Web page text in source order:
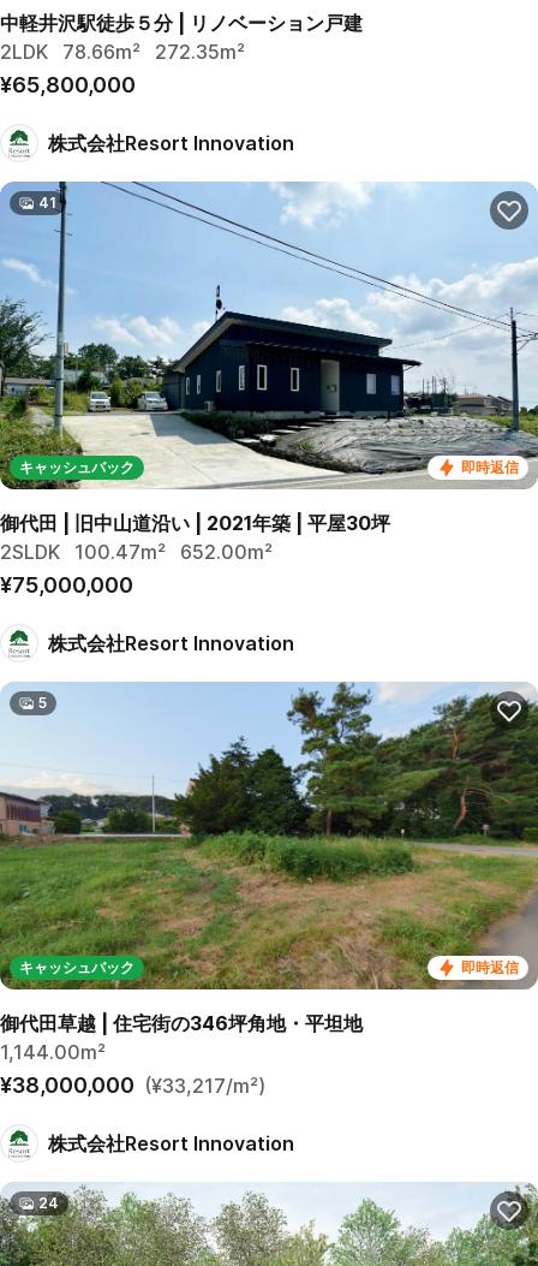
中軽井沢駅徒歩５分 | リノベーション戸建
2LDK
78.66m² 272.35m²
¥65,800,000
株式会社Resort Innovation
即時返信
キャッシュバック
41
御代田 | 旧中山道沿い | 2021年築 | 平屋30坪
2SLDK
100.47m² 652.00m²
¥75,000,000
株式会社Resort Innovation
即時返信
キャッシュバック
5
御代田草越 | 住宅街の346坪角地・平坦地
1,144.00m²
¥38,000,000 (¥33,217/m²)
株式会社Resort Innovation
24